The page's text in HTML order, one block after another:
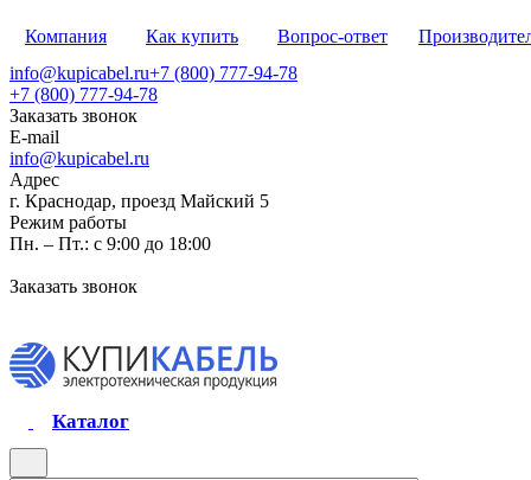
Компания Как купить Вопрос-ответ
info@kupicabel.ru+7 (800) 777-94-78
+7 (800) 777-94-78
Заказать звонок
E-mail
info@kupicabel.ru
Адрес
г. Краснодар, проезд Майский 5
Режим работы
Пн. – Пт.: с 9:00 до 18:00
Заказать звонок
Каталог